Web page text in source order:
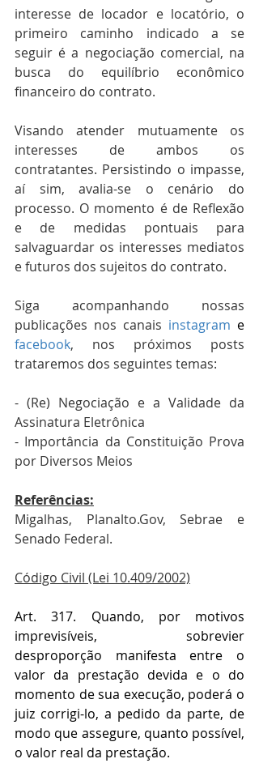
interesse de locador e locatório, o
primeiro caminho indicado a se
seguir é a negociação comercial, na
busca do equilíbrio econômico
financeiro do contrato.
Visando atender mutuamente os
interesses de ambos os
contratantes. Persistindo o impasse,
aí sim, avalia-se o cenário do
processo. O momento é de Reflexão
e de medidas pontuais para
salvaguardar os interesses mediatos
e futuros dos sujeitos do contrato.
Siga acompanhando nossas
publicações nos canais instagram e
facebook, nos próximos posts
trataremos dos seguintes temas:
- (Re) Negociação e a Validade da
Assinatura Eletrônica
- Importância da Constituição Prova
por Diversos Meios
Referências:
Migalhas, Planalto.Gov, Sebrae e
Senado Federal.
Código Civil (Lei 10.409/2002)
Art. 317. Quando, por motivos
imprevisíveis, sobrevier
desproporção manifesta entre o
valor da prestação devida e o do
momento de sua execução, poderá o
juiz corrigi-lo, a pedido da parte, de
modo que assegure, quanto possível,
o valor real da prestação.